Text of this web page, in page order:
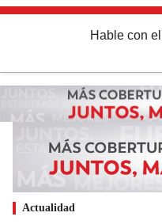
Hable con el
Actualidad